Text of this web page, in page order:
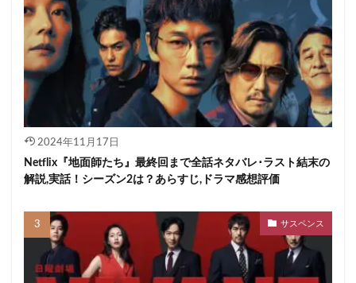
2024年11月17日
Netflix『地面師たち』最終回まで全話ネタバレ･ラスト結末の
解説,実話！シーズン2は？あらすじ,ドラマ感想評価
サスペンス